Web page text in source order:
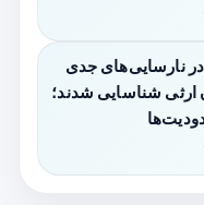
نارسایی‌های جدی
ارثی شناسایی شدند؛